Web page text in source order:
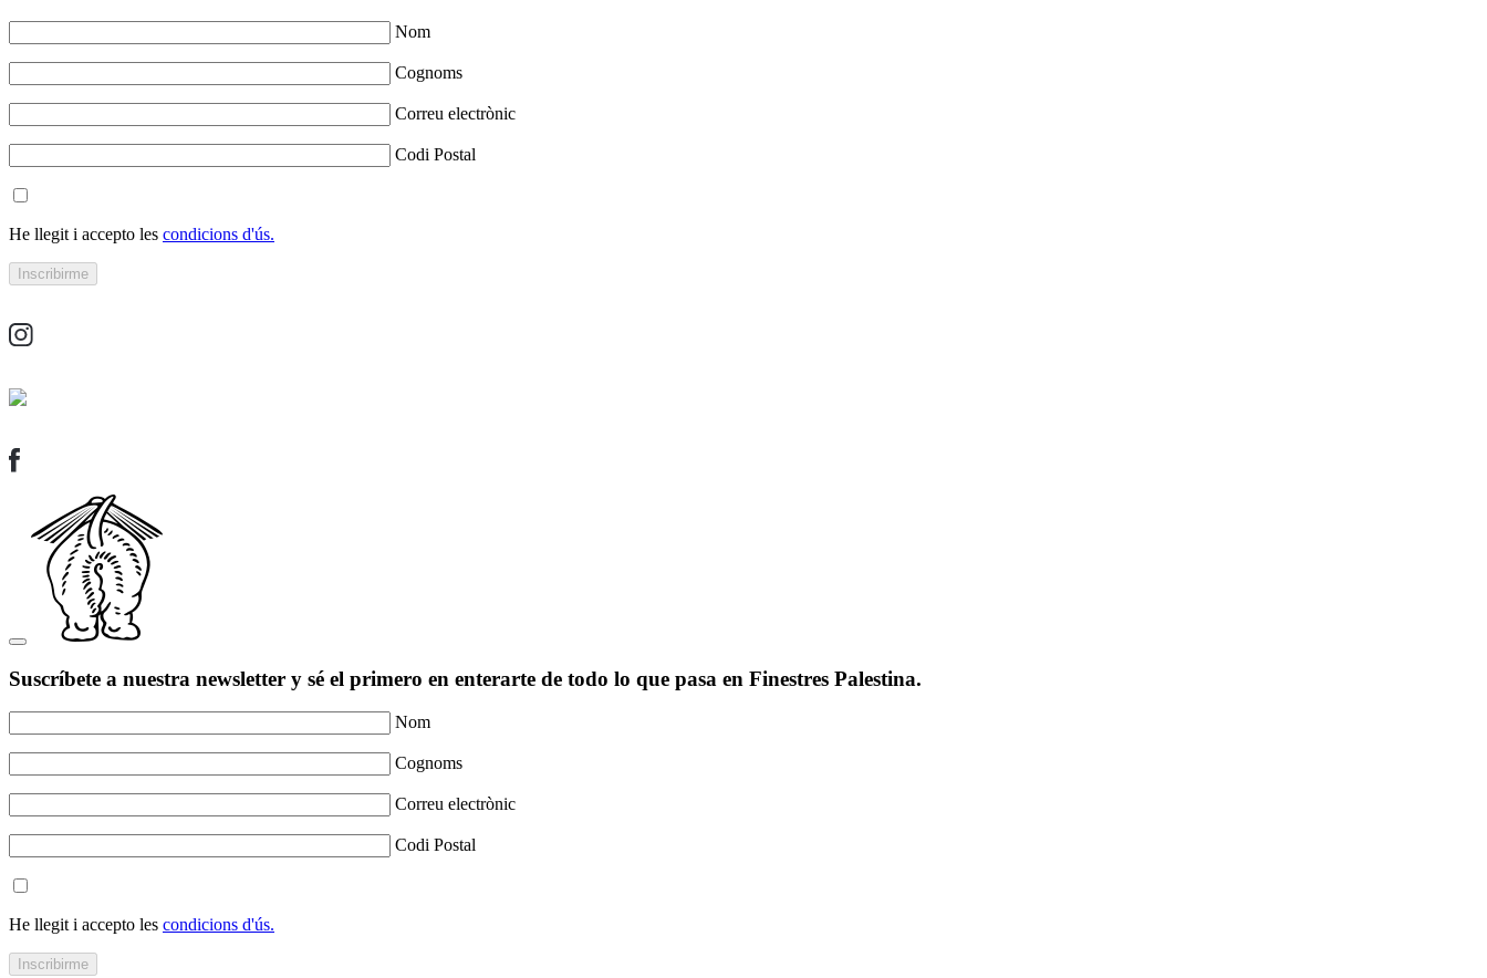
Nom
Cognoms
Correu electrònic
Codi Postal
He llegit i accepto les condicions d'ús.
Suscríbete a nuestra newsletter y sé el primero en enterarte de todo lo que pasa en Finestres Palestina.
Nom
Cognoms
Correu electrònic
Codi Postal
He llegit i accepto les condicions d'ús.